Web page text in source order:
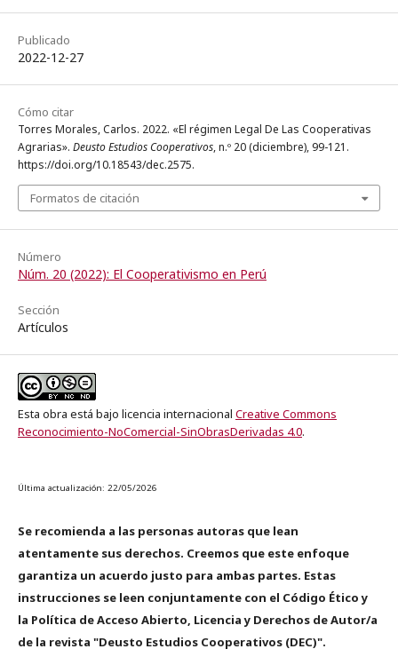
Publicado
2022-12-27
Cómo citar
Torres Morales, Carlos. 2022. «El régimen Legal De Las Cooperativas
Agrarias». Deusto Estudios Cooperativos, n.º 20 (diciembre), 99-121.
https://doi.org/10.18543/dec.2575.
Formatos de citación
Número
Núm. 20 (2022): El Cooperativismo en Perú
Sección
Artículos
Esta obra está bajo licencia internacional Creative Commons
Reconocimiento-NoComercial-SinObrasDerivadas 4.0.
Última actualización: 22/05/2026
Se recomienda a las personas autoras que lean
atentamente sus derechos. Creemos que este enfoque
garantiza un acuerdo justo para ambas partes. Estas
instrucciones se leen conjuntamente con el Código Ético y
la Política de Acceso Abierto, Licencia y Derechos de Autor/a
de la revista "Deusto Estudios Cooperativos (DEC)".